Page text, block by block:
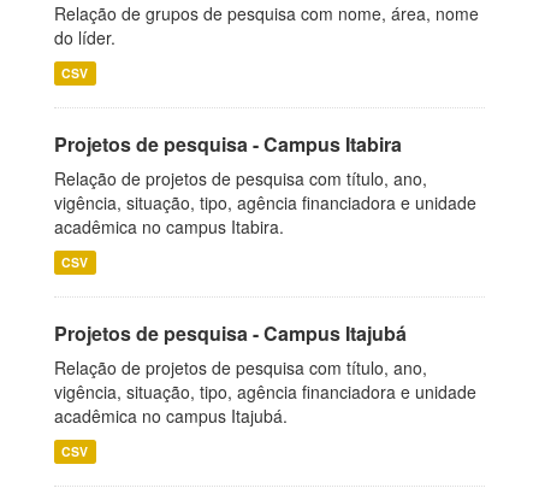
Relação de grupos de pesquisa com nome, área, nome
do líder.
CSV
Projetos de pesquisa - Campus Itabira
Relação de projetos de pesquisa com título, ano,
vigência, situação, tipo, agência financiadora e unidade
acadêmica no campus Itabira.
CSV
Projetos de pesquisa - Campus Itajubá
Relação de projetos de pesquisa com título, ano,
vigência, situação, tipo, agência financiadora e unidade
acadêmica no campus Itajubá.
CSV